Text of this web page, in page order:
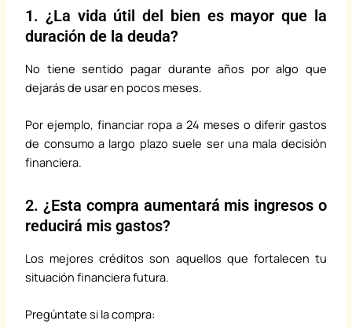
1. ¿La vida útil del bien es mayor que la
duración de la deuda?
No tiene sentido pagar durante años por algo que
dejarás de usar en pocos meses.
Por ejemplo, financiar ropa a 24 meses o diferir gastos
de consumo a largo plazo suele ser una mala decisión
financiera.
2. ¿Esta compra aumentará mis ingresos o
reducirá mis gastos?
Los mejores créditos son aquellos que fortalecen tu
situación financiera futura.
Pregúntate si la compra: